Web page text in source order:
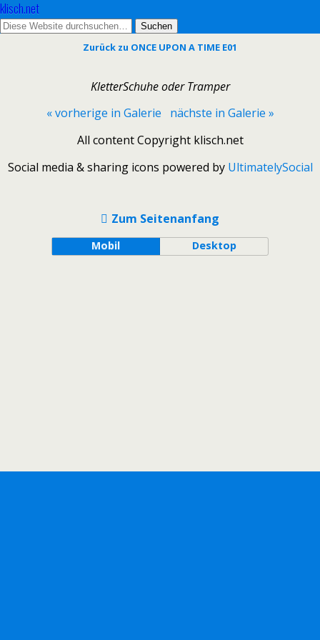
klisch.net
Zurück zu ONCE UPON A TIME E01
KletterSchuhe oder Tramper
« vorherige in Galerie
nächste in Galerie »
All content Copyright klisch.net
Social media & sharing icons powered by UltimatelySocial
Zum Seitenanfang
Mobil Desktop